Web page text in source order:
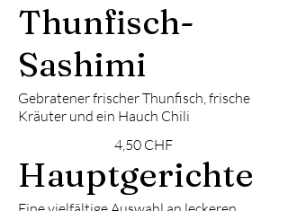
Thunfisch-
Sashimi
Gebratener frischer Thunfisch, frische
Kräuter und ein Hauch Chili
4,50 CHF
Hauptgerichte